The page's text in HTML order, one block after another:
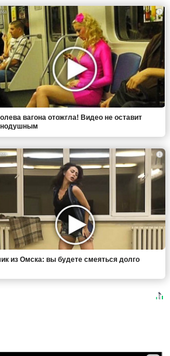
i
вагона отожгла! Видео не оставит
i
из Омска: вы будете смеяться долго